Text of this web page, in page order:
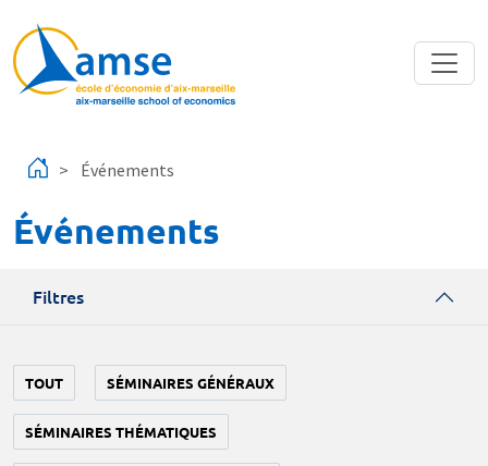
Événements
Événements
Filtres
TOUT SÉMINAIRES GÉNÉRAUX
SÉMINAIRES THÉMATIQUES